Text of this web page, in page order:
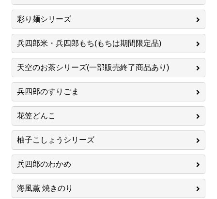
彩り麺シリーズ
兵四郎米・兵四郎もち(もちは期間限定品)
天空のお茶シリーズ(一部販売終了商品あり)
兵四郎のすりごま
花笠どんこ
柚子こしょうシリーズ
兵四郎のわかめ
海風薫 焼きのり